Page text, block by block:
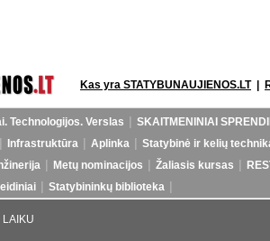
Kas yra STATYBUNAUJIENOS.LT|
Technologijos. Verslas
SKAITMENINIAI
Infrastruktūra Aplinka
Statybinė ir kelių
Metų nominacijos Žaliasis kursas
Statybininkų biblioteka